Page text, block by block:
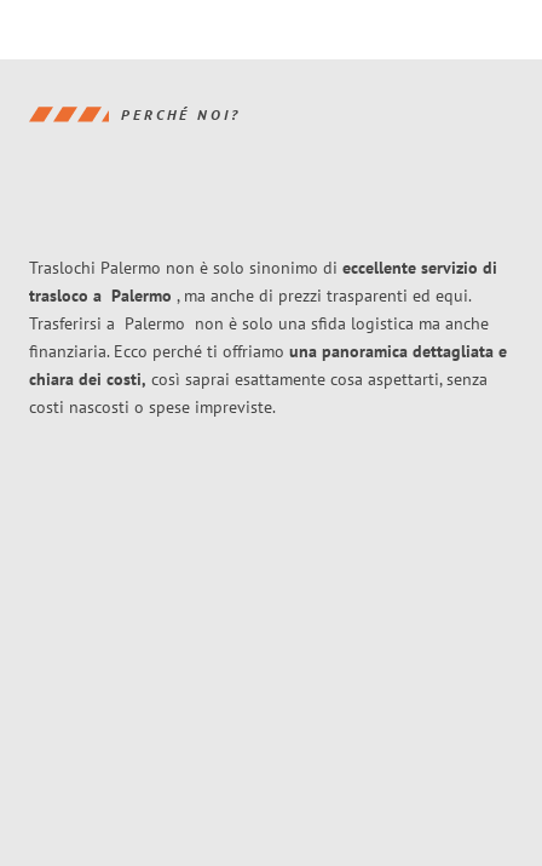
PERCHÉ NOI?
Traslochi Palermo non è solo sinonimo di eccellente servizio di
trasloco a Palermo , ma anche di prezzi trasparenti ed equi.
Trasferirsi a Palermo non è solo una sfida logistica ma anche
finanziaria. Ecco perché ti offriamo una panoramica dettagliata e
chiara dei costi, così saprai esattamente cosa aspettarti, senza
costi nascosti o spese impreviste.